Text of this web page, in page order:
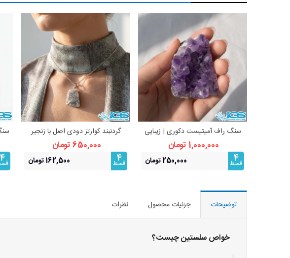
مشاهده بیشتر
سنگ راف آمیتیست دکوری | زیبایی
طبیعی و انرژی‌بخش
1,000,000 تومان
4
قسط 250,000 تومان
مشاهده بیشتر
گردنبند کوارتز دودی اصل با زنجیر
استیل | آرامش و محافظت انرژی
650,000 تومان
4
قسط 162,500 تومان
4
توضیحات جزئیات محصول نظرات
خواص سلستینچیست؟